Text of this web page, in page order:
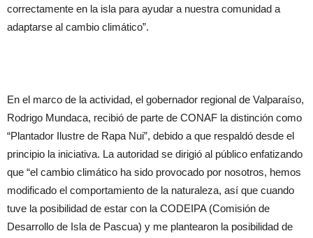
correctamente en la isla para ayudar a nuestra comunidad a
adaptarse al cambio climático”.
En el marco de la actividad, el gobernador regional de Valparaíso,
Rodrigo Mundaca, recibió de parte de CONAF la distinción como
“Plantador Ilustre de Rapa Nui”, debido a que respaldó desde el
principio la iniciativa. La autoridad se dirigió al público enfatizando
que “el cambio climático ha sido provocado por nosotros, hemos
modificado el comportamiento de la naturaleza, así que cuando
tuve la posibilidad de estar con la CODEIPA (Comisión de
Desarrollo de Isla de Pascua) y me plantearon la posibilidad de